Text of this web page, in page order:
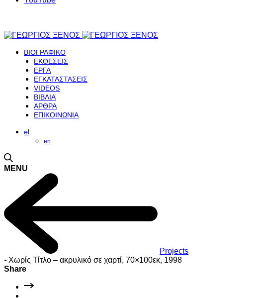
ΒΙΟΓΡΑΦΙΚΟ
ΕΚΘΕΣΕΙΣ
ΕΡΓΑ
ΕΓΚΑΤΑΣΤΑΣΕΙΣ
VIDEOS
ΒΙΒΛΙΑ
ΑΡΘΡΑ
ΕΠΙΚΟΙΝΩΝΙΑ
el
en
MENU
Projects
- Χωρίς Τίτλο – ακρυλικό σε χαρτί, 70×100εκ, 1998
Share